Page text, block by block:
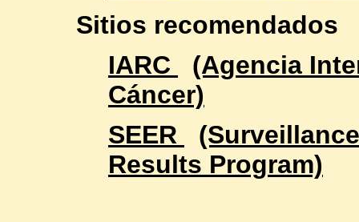
Sitios recomendados
IARC
(Agencia
Cáncer)
SEER
Results Program)